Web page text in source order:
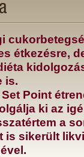
étkezésre,
is.
Set Point
ki az
a
is sikerült